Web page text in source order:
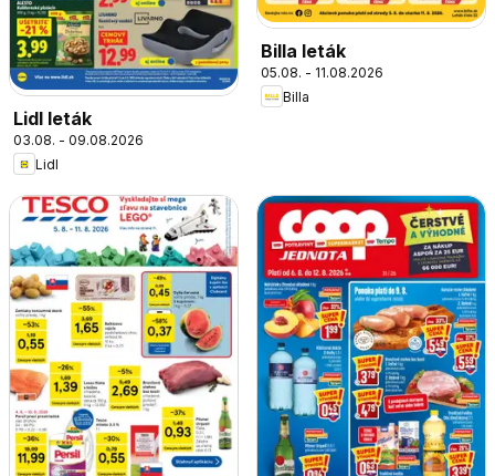
Lidl leták
03.08. - 09.08.2026
Lidl
Billa leták
05.08. - 11.08.2026
Billa